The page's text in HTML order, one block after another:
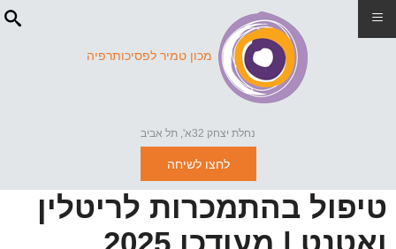
מכון טמיר לפסיכותרפיה
נחלת יצחק 32א', תל אביב
לחצו לשיחה
טיפול בהתמכרות לריטלין
≡